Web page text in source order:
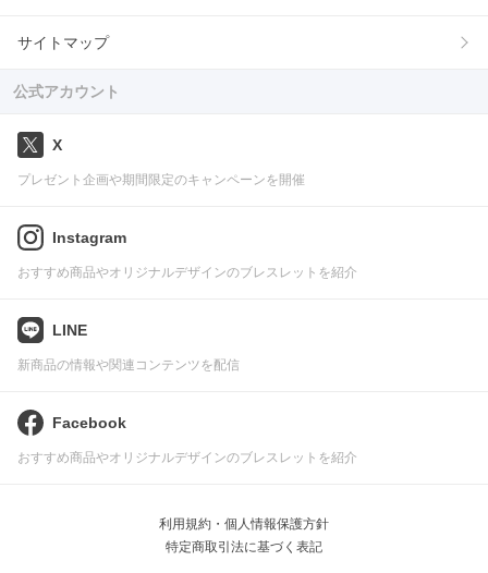
サイトマップ
公式アカウント
X
プレゼント企画や期間限定のキャンペーンを開催
Instagram
おすすめ商品やオリジナルデザインのブレスレットを紹介
LINE
新商品の情報や関連コンテンツを配信
Facebook
おすすめ商品やオリジナルデザインのブレスレットを紹介
利用規約・個人情報保護方針
特定商取引法に基づく表記